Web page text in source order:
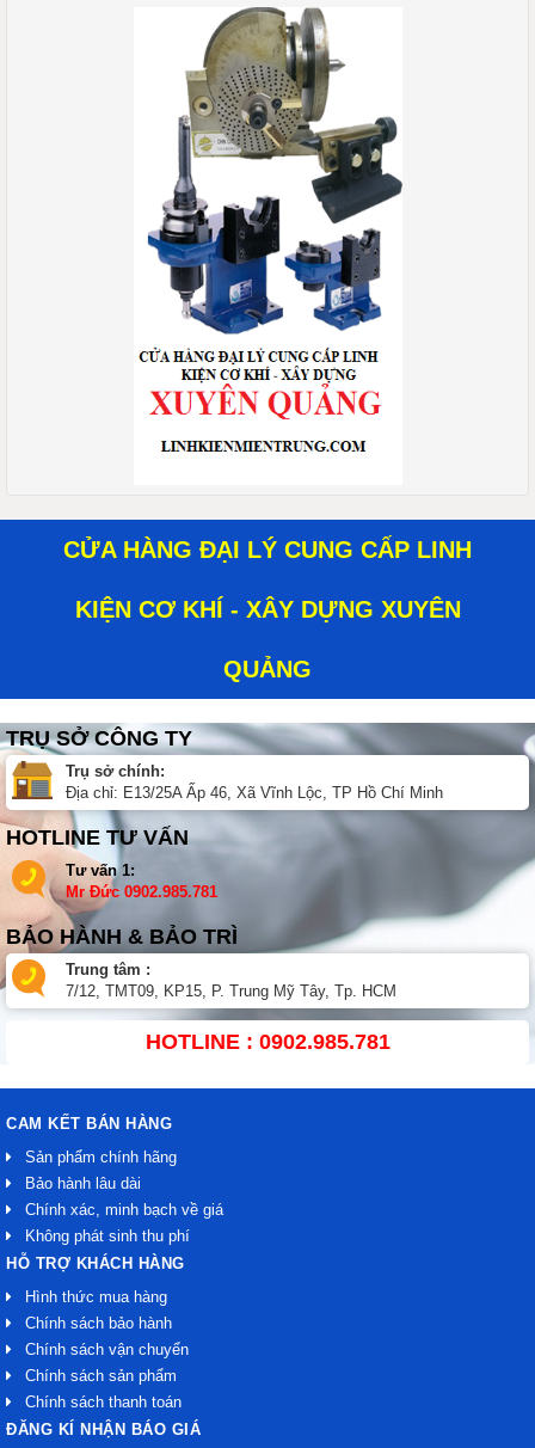
CỬA HÀNG ĐẠI LÝ CUNG CẤP LINH
KIỆN CƠ KHÍ - XÂY DỰNG XUYÊN
QUẢNG
TRỤ SỞ CÔNG TY
Trụ sở chính:
Địa chỉ: E13/25A Ấp 46, Xã Vĩnh Lộc, TP Hồ Chí Minh
HOTLINE TƯ VẤN
Tư vấn 1:
Mr Đức 0902.985.781
BẢO HÀNH & BẢO TRÌ
Trung tâm :
7/12, TMT09, KP15, P. Trung Mỹ Tây, Tp. HCM
HOTLINE : 0902.985.781
CAM KẾT BÁN HÀNG
Sản phẩm chính hãng
Bảo hành lâu dài
Chính xác, minh bạch về giá
Không phát sinh thu phí
HỖ TRỢ KHÁCH HÀNG
Hình thức mua hàng
Chính sách bảo hành
Chính sách vận chuyển
Chính sách sản phẩm
Chính sách thanh toán
ĐĂNG KÍ NHẬN BÁO GIÁ